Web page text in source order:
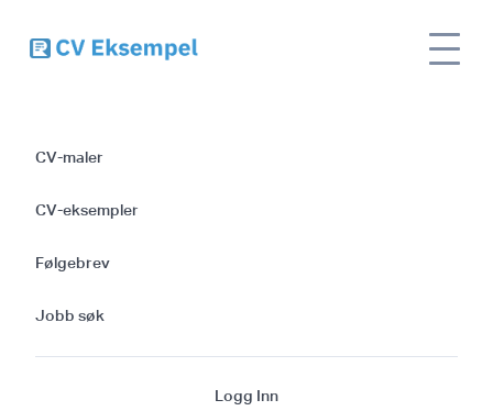
CV-maler
CV-eksempler
Følgebrev
Jobb søk
Logg Inn
Slik lager du en
effektiv CV for
jobben som
skadedyrtekniker